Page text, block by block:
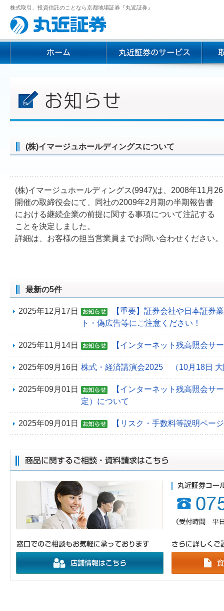
株式取引、投資信託のことなら京都地場証券『丸近証券』
(株)イマージュホールディングスについて
(株)イマージュホールディングス(9947)は、2008年11月
開催の取締役会にて、同社の2009年2月期の半期報告書
における継続企業の前提に関する事項について注記する
ことを決定しました。
詳細は、お客様の担当営業員までお問い合わせください。
最新の5件
2025年12月17日
【重要】証券会社や日本証券
ト・偽広告等にご注意ください！
2025年11月14日 【インターネット残高照会サ
2025年09月16日 株式・経済講演会2025 （10月18日 大
2025年09月01日
【インターネット残高照会サ
定）について
2025年09月01日 【リスク・手数料等説明ペー